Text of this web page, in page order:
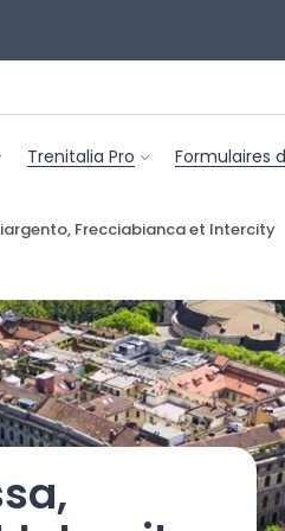
Trenitalia Pro Formulaires
Frecciabianca et Intercity